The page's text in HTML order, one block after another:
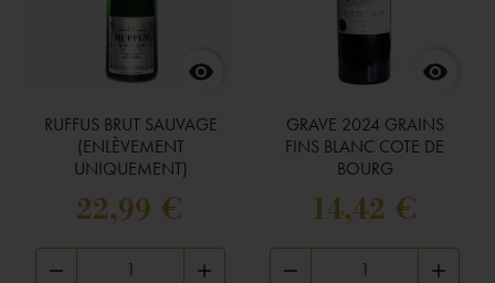

RUFFUS BRUT SAUVAGE
(ENLÈVEMENT
UNIQUEMENT)
22,99 €
 

GRAVE 2024 GRAINS
FINS BLANC COTE DE
BOURG
14,42 €
 